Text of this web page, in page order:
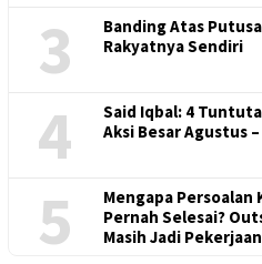
3
Banding Atas
Rakyatnya Sendiri
4
Said Iqbal: 4
Aksi Besar Agustus
5
Mengapa
Pernah Selesai?
Masih Jadi